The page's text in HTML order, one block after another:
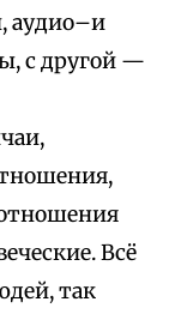
аудио–и
с другой —
Всё
так